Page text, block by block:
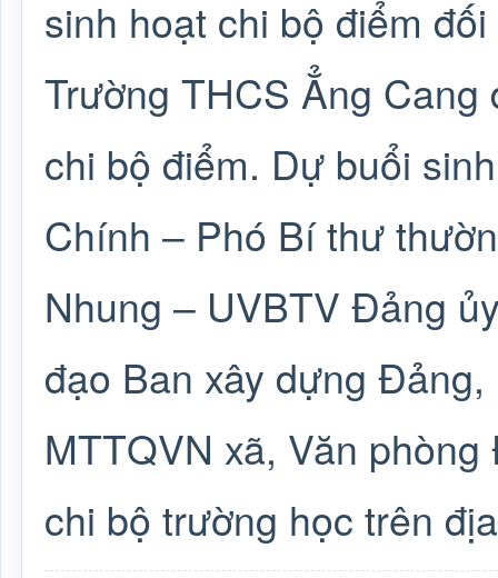
sinh hoạt chi bộ điểm
Trường THCS Ẳng
chi bộ điểm. Dự buổi
Chính – Phó Bí thư
Nhung – UVBTV Đảng
đạo Ban xây dựng
MTTQVN xã, Văn
chi bộ trường học trên